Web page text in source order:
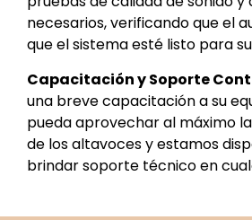
necesarios, verificando que el
que el sistema esté listo para
Capacitación y Soporte
una breve capacitación a su
pueda aprovechar al máximo
de los altavoces y estamos
brindar soporte técnico en